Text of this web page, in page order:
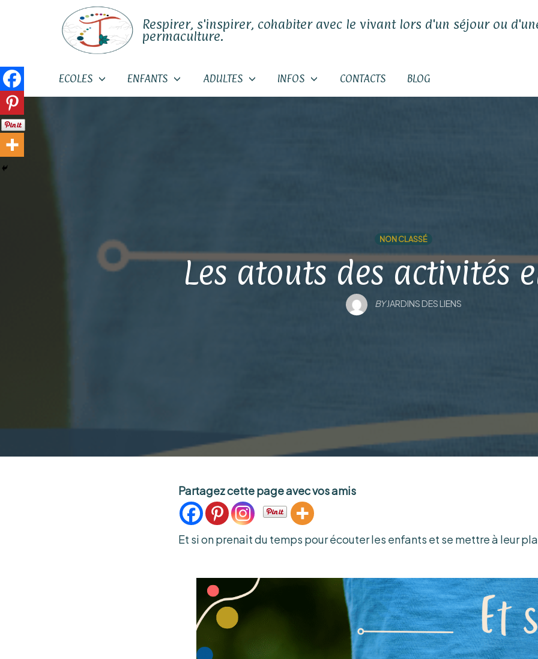
Skip
to
content
Respirer, s'inspirer, cohabiter avec le vivant lors d'un séjour ou
permaculture.
ECOLES ENFANTS ADULTES INFOS CONTACTS BLOG
NON CLASSÉ
Les atouts des activités
BYJARDINS DES LIENS
Partagez cette page avec vos amis
Et si on prenait du temps pour écouter les enfants et se mettre à leur